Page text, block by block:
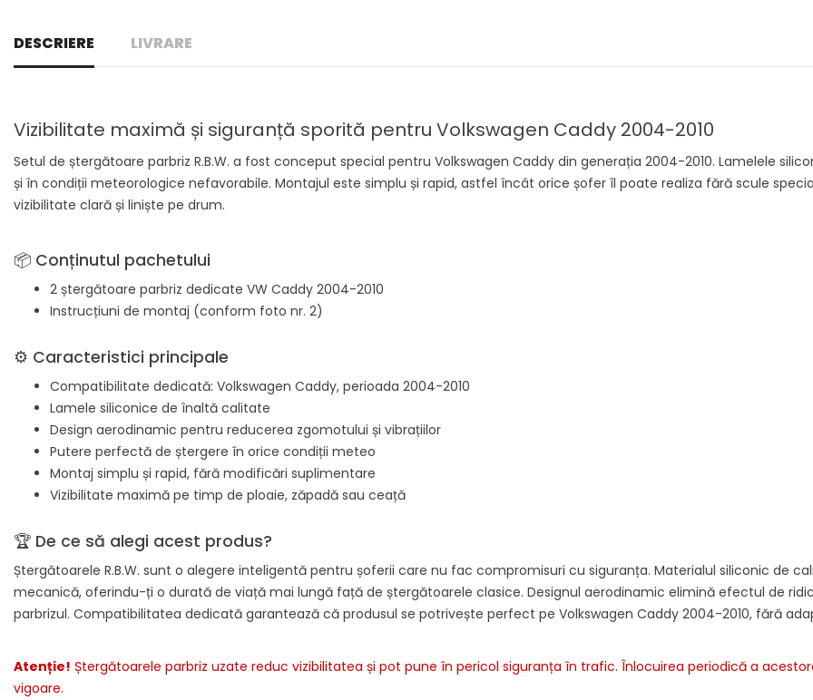
DESCRIERE LIVRARE
Vizibilitate maximă și siguranță sporită pentru Volkswagen Caddy 2004-2010
Setul de ștergătoare parbriz R.B.W. a fost conceput special pentru Volkswagen Caddy din generația 2004-2010. Lamelele
și în condiții meteorologice nefavorabile. Montajul este simplu și rapid, astfel încât orice șofer îl poate realiza fără scule
vizibilitate clară și liniște pe drum.
📦 Conținutul pachetului
2 ștergătoare parbriz dedicate VW Caddy 2004-2010
Instrucțiuni de montaj (conform foto nr. 2)
⚙️ Caracteristici principale
Compatibilitate dedicată: Volkswagen Caddy, perioada 2004-2010
Lamele siliconice de înaltă calitate
Design aerodinamic pentru reducerea zgomotului și vibrațiilor
Putere perfectă de ștergere în orice condiții meteo
Montaj simplu și rapid, fără modificări suplimentare
Vizibilitate maximă pe timp de ploaie, zăpadă sau ceață
🏆 De ce să alegi acest produs?
Ștergătoarele R.B.W. sunt o alegere inteligentă pentru șoferii care nu fac compromisuri cu siguranța. Materialul siliconic de
mecanică, oferindu-ți o durată de viață mai lungă față de ștergătoarele clasice. Designul aerodinamic elimină efectul de
parbrizul. Compatibilitatea dedicată garantează că produsul se potrivește perfect pe Volkswagen Caddy 2004-2010, fără
Atenție! Ștergătoarele parbriz uzate reduc vizibilitatea și pot pune în pericol siguranța în trafic. Înlocuirea periodică a
vigoare.